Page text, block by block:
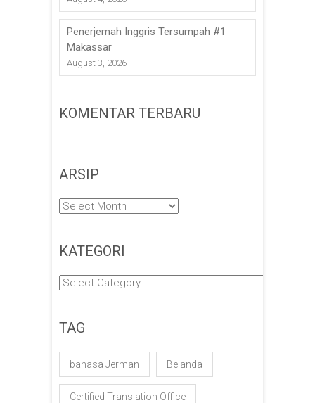
Penerjemah Inggris Tersumpah #1
Makassar
August 3, 2026
KOMENTAR TERBARU
ARSIP
Arsip
KATEGORI
Kategori
TAG
bahasa Jerman Belanda
Certified Translation Office